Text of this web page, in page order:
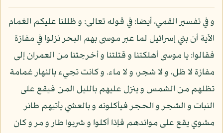
و في تفسير القمي، أيضا: في قوله تعالى: و ظللنا عليكم الغمام
الآية أن بني إسرائيل لما عبر موسى بهم البحر نزلوا في مفازة
فقالوا: يا موسى أهلكتنا و قتلتنا و أخرجتنا من العمران إلى
مفازة لا ظل، و لا شجر، و لا ماء. و كانت تجيء بالنهار غمامة
تظلهم من الشمس و ينزل عليهم بالليل المن فيقع على
النبات و الشجر و الحجر فيأكلونه و بالعشي يأتيهم طائر
مشوي يقع على موائدهم فإذا أكلوا و شربوا طار و مر و كان